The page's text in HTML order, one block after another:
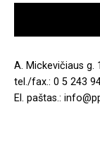
A. Mickevičiaus g.
tel./fax.: 0 5 243
El. paštas.: